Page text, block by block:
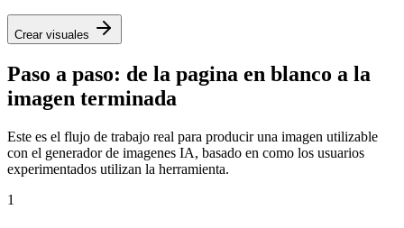
Crear visuales
Paso a paso: de la pagina en blanco a la
imagen terminada
Este es el flujo de trabajo real para producir una imagen utilizable
con el generador de imagenes IA, basado en como los usuarios
experimentados utilizan la herramienta.
1